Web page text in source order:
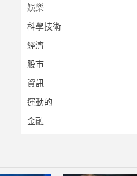
娛樂
科學技術
經濟
股市
資訊
運動的
金融